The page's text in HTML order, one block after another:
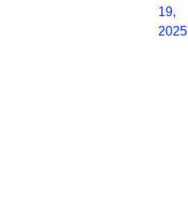
19,
2025